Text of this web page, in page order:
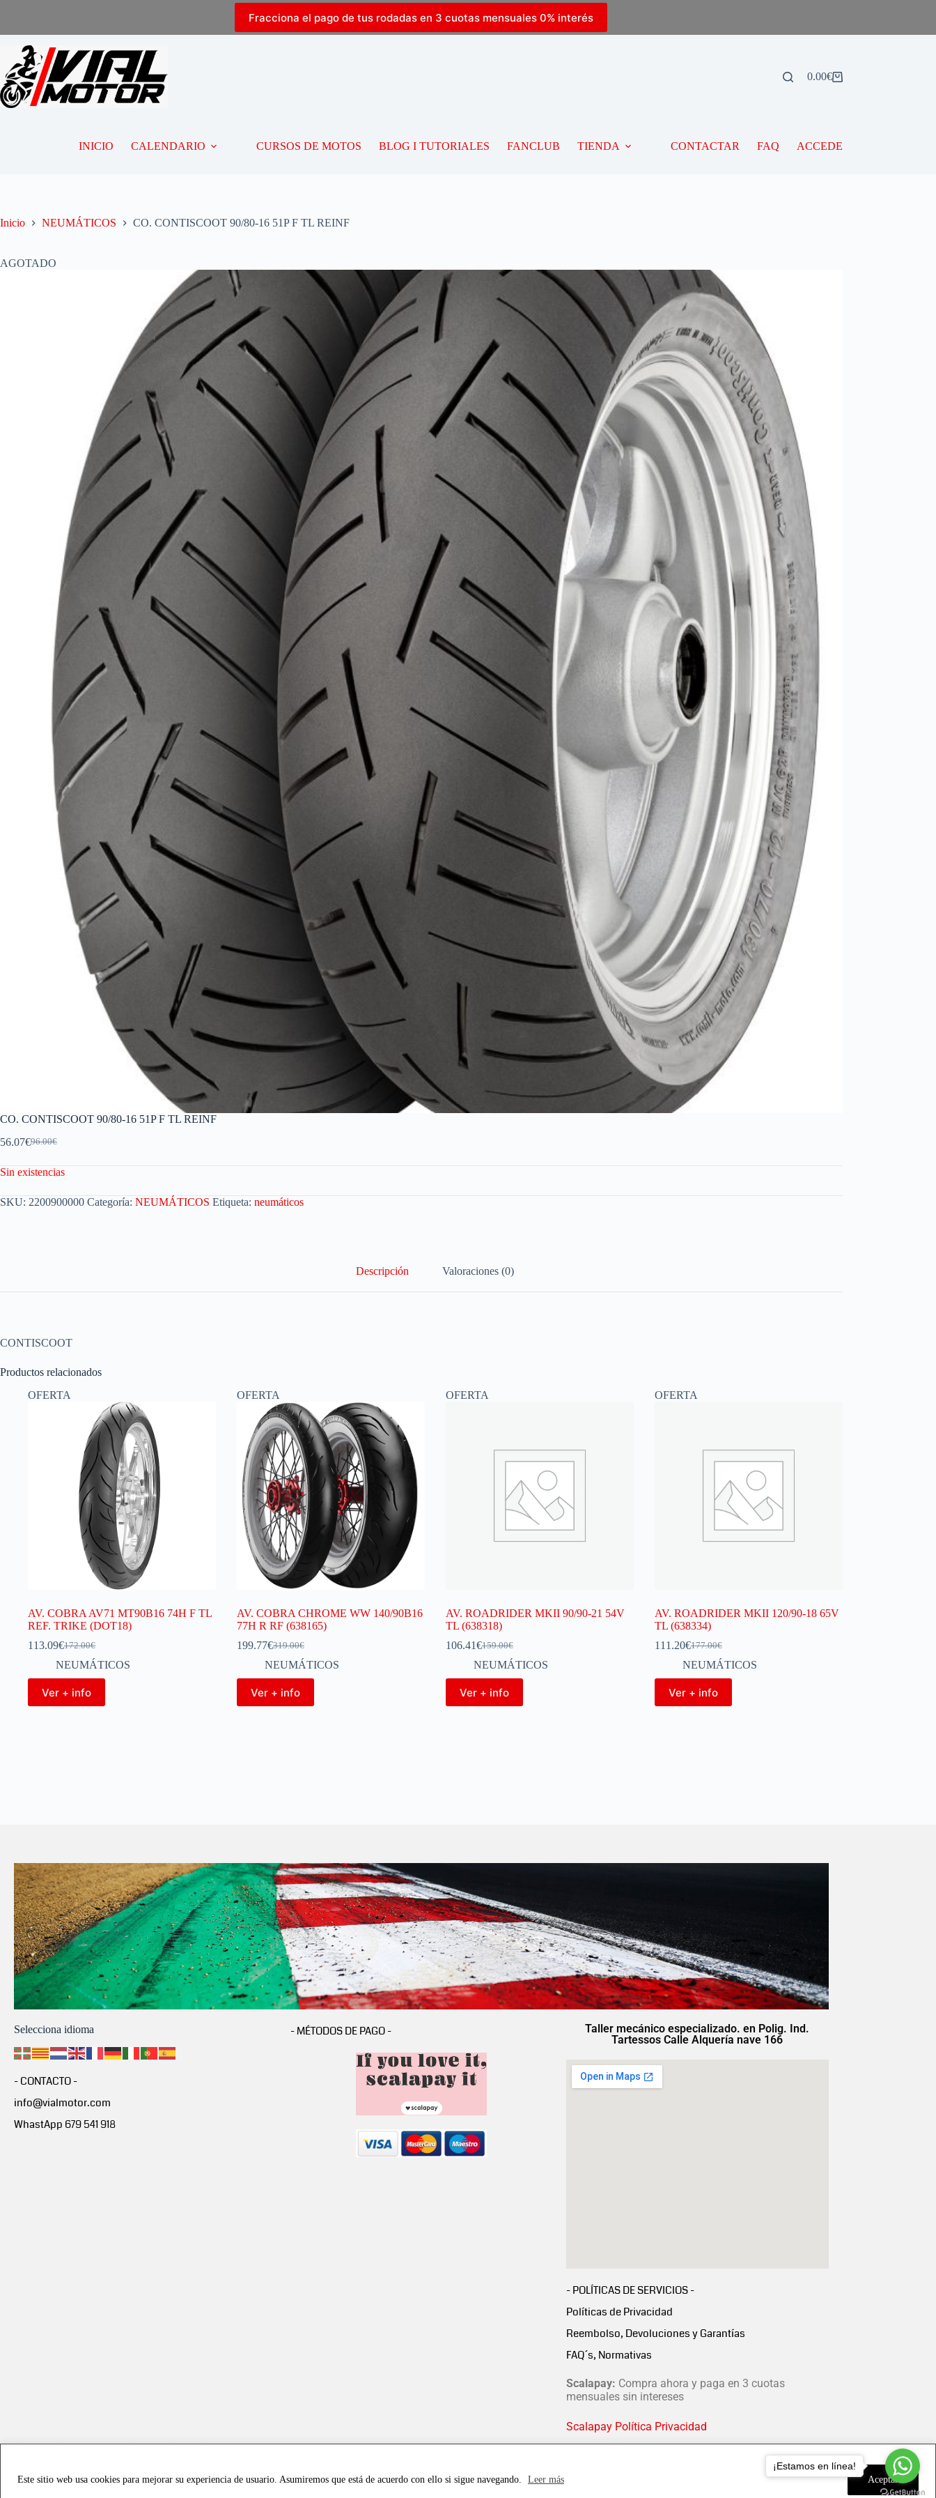
Este sitio web usa cookies para mejorar su experiencia de usuario. Asumiremos que está de acuerdo con ello si sigue navegando. Leer más Aceptar
Fracciona el pago de tus rodadas en 3 cuotas mensuales 0% interés
0.00€
INICIO CALENDARIO CURSOS DE MOTOS BLOG I TUTORIALES FANCLUB TIENDA CONTACTAR FAQ ACCEDE
Inicio NEUMÁTICOS CO. CONTISCOOT 90/80-16 51P F TL REINF
AGOTADO
CO. CONTISCOOT 90/80-16 51P F TL REINF
96.00€
56.07€
Sin existencias
SKU: 2200900000 Categoría: NEUMÁTICOS Etiqueta: neumáticos
Descripción Valoraciones (0)
CONTISCOOT
Productos relacionados
OFERTA
AV. COBRA AV71 MT90B16 74H F TL
REF. TRIKE (DOT18)
172.00€
113.09€
NEUMÁTICOS
Ver + info
OFERTA
AV. COBRA CHROME WW 140/90B16
77H R RF (638165)
319.00€
199.77€
NEUMÁTICOS
Ver + info
OFERTA
AV. ROADRIDER MKII 90/90-21 54V
TL (638318)
159.00€
106.41€
NEUMÁTICOS
Ver + info
OFERTA
AV. ROADRIDER MKII 120/90-18 65V
TL (638334)
177.00€
111.20€
NEUMÁTICOS
Ver + info
Selecciona idioma
- CONTACTO -
info@vialmotor.com
WhastApp 679 541 918
- MÉTODOS DE PAGO -
Taller mecánico especializado. en Polig. Ind.
Tartessos Calle Alquería nave 166
- POLÍTICAS DE SERVICIOS -
Políticas de Privacidad
Reembolso, Devoluciones y Garantías
FAQ´s, Normativas
Scalapay: Compra ahora y paga en 3 cuotas
mensuales sin intereses
Scalapay Política Privacidad
¡Estamos en línea!